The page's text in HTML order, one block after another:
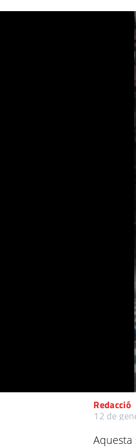
Redacció
12 de